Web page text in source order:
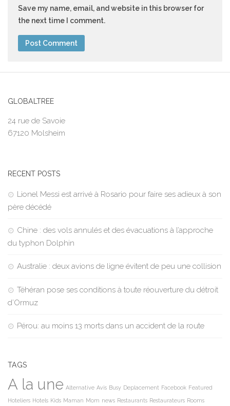
Save my name, email, and website in this browser for
the next time I comment.
GLOBALTREE
24 rue de Savoie
67120 Molsheim
RECENT POSTS
Lionel Messi est arrivé à Rosario pour faire ses adieux à son
père décédé
Chine : des vols annulés et des évacuations à l’approche
du typhon Dolphin
Australie : deux avions de ligne évitent de peu une collision
Téhéran pose ses conditions à toute réouverture du détroit
d’Ormuz
Pérou: au moins 13 morts dans un accident de la route
TAGS
A la une Alternative Avis Busy Deplacement Facebook Featured
Hoteliers Hotels Kids Maman Mom news Restaurants Restaurateurs Rooms